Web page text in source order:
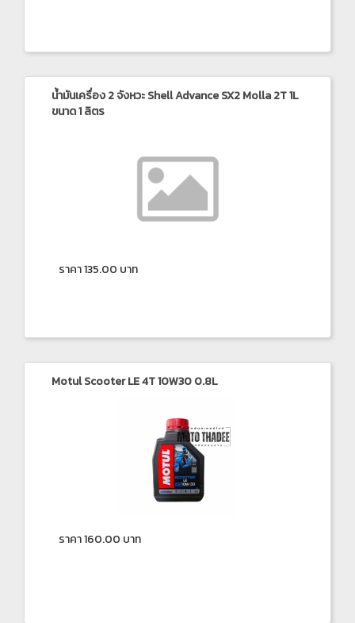
น้ำมันเครื่อง 2 จังหวะ Shell Advance SX2 Molla 2T 1L
ขนาด 1 ลิตร
ราคา 135.00 บาท
Motul Scooter LE 4T 10W30 0.8L
ราคา 160.00 บาท